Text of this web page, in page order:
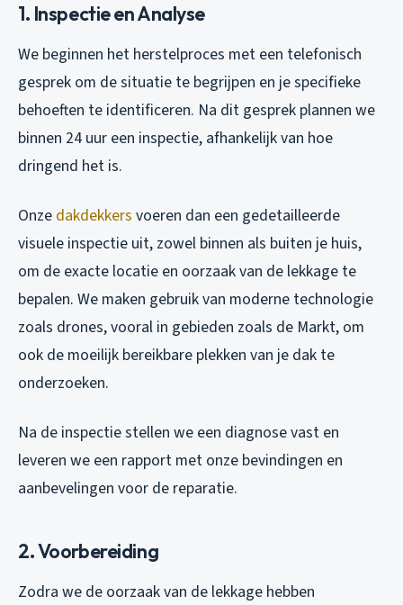
1. Inspectie en Analyse
We beginnen het herstelproces met een telefonisch
gesprek om de situatie te begrijpen en je specifieke
behoeften te identificeren. Na dit gesprek plannen we
binnen 24 uur een inspectie, afhankelijk van hoe
dringend het is.
Onze dakdekkers voeren dan een gedetailleerde
visuele inspectie uit, zowel binnen als buiten je huis,
om de exacte locatie en oorzaak van de lekkage te
bepalen. We maken gebruik van moderne technologie
zoals drones, vooral in gebieden zoals de Markt, om
ook de moeilijk bereikbare plekken van je dak te
onderzoeken.
Na de inspectie stellen we een diagnose vast en
leveren we een rapport met onze bevindingen en
aanbevelingen voor de reparatie.
2. Voorbereiding
Zodra we de oorzaak van de lekkage hebben